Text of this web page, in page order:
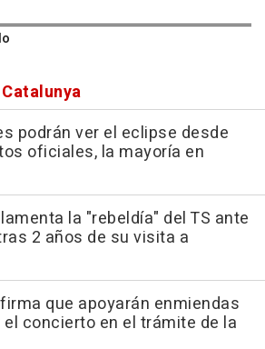
podrán ver el eclipse desde
oficiales, la mayoría en
la "rebeldía" del TS ante
2 años de su visita a
que apoyarán enmiendas
concierto en el trámite de la